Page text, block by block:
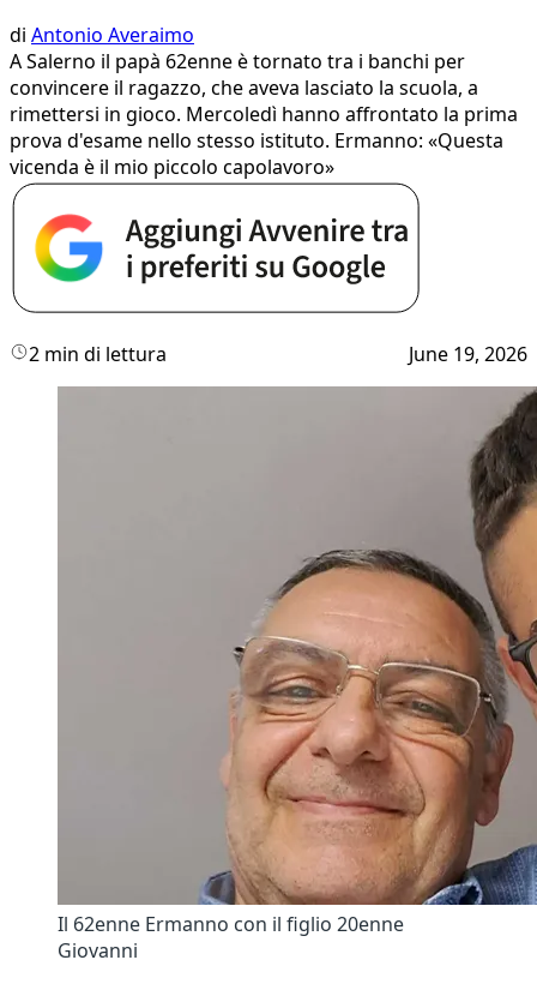
di Antonio Averaimo
A Salerno il papà 62enne è tornato tra i banchi per
convincere il ragazzo, che aveva lasciato la scuola, a
rimettersi in gioco. Mercoledì hanno affrontato la prima
prova d'esame nello stesso istituto. Ermanno: «Questa
vicenda è il mio piccolo capolavoro»
2 min di lettura June 19, 2026
Il 62enne Ermanno con il figlio 20enne
Giovanni